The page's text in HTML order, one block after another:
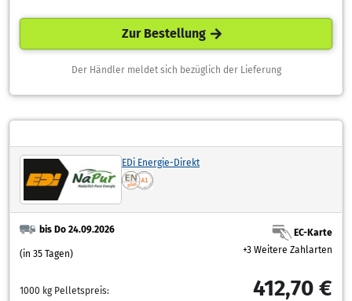
Zur Bestellung
Der Händler meldet sich bezüglich der Lieferung
EDi Energie-Direkt
bis Do 24.09.2026
(in 35 Tagen)
EC-Karte
+3 Weitere Zahlarten
1000 kg Pelletspreis: 412,70 €